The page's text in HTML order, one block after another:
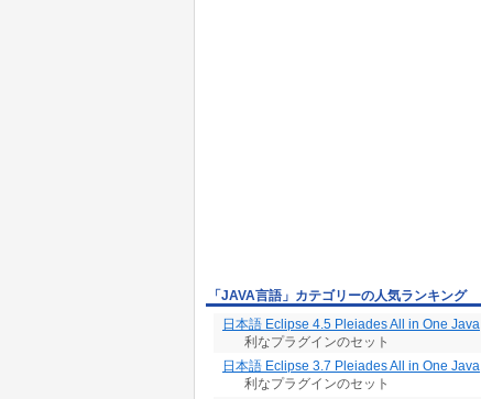
「JAVA言語」カテゴリーの人気ランキング
日本語 Eclipse 4.5 Pleiades All in One Java
利なプラグインのセット
日本語 Eclipse 3.7 Pleiades All in One Java
利なプラグインのセット